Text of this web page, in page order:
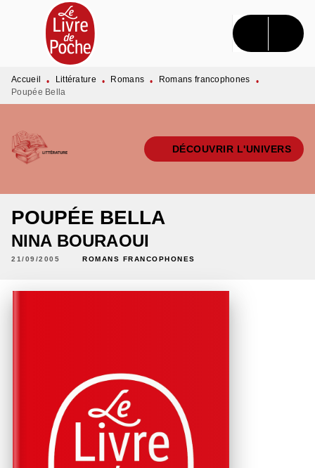
MENU RECHERCHE CONTENU
PIED DE PAGE
Accueil • Littérature • Romans • Romans francophones
•
Poupée Bella
DÉCOUVRIR L'UNIVERS
POUPÉE BELLA
NINA BOURAOUI
21/09/2005 ROMANS FRANCOPHONES